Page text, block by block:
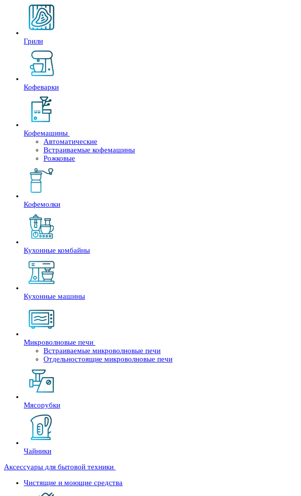
Грили
Кофеварки
Кофемашины
Автоматические
Встраиваемые кофемашины
Рожковые
Кофемолки
Кухонные комбайны
Кухонные машины
Микроволновые печи
Встраиваемые микроволновые печи
Отдельностоящие микроволновые печи
Мясорубки
Чайники
Аксессуары для бытовой техники
Чистящие и моющие средства